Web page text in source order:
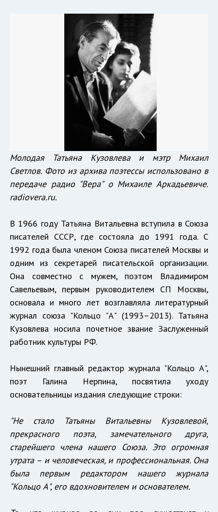
Молодая Татьяна Кузовлева и мэтр Михаил
Светлов. Фото из архива поэтессы использовано в
передаче радио "Вера" о Михаиле Аркадьевиче.
radiovera.ru.
В 1966 году Татьяна Витальевна вступила в Союза
писателей СССР, где состояла до 1991 года. С
1992 года была членом Союза писателей Москвы и
одним из секретарей писательской организации.
Она совместно с мужем, поэтом Владимиром
Савельевым, первым руководителем СП Москвы,
основала и много лет возглавляла литературный
журнал союза "Кольцо "А" (1993–2013). Татьяна
Кузовлева носила почетное звание Заслуженный
работник культуры РФ.
Нынешний главный редактор журнала "Кольцо А",
поэт Галина Нерпина, посвятила уходу
основательницы издания следующие строки:
"Не стало Татьяны Витальевны Кузовлевой,
прекрасного поэта, замечательного друга,
старейшего члена нашего Союза. Это огромная
утрата – и человеческая, и профессиональная. Она
была первым редактором нашего журнала
"Кольцо А", его вдохновителем и основателем.